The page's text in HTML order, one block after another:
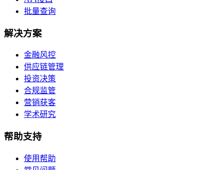
批量查询
解决方案
金融风控
供应链管理
投资决策
合规监管
营销获客
学术研究
帮助支持
使用帮助